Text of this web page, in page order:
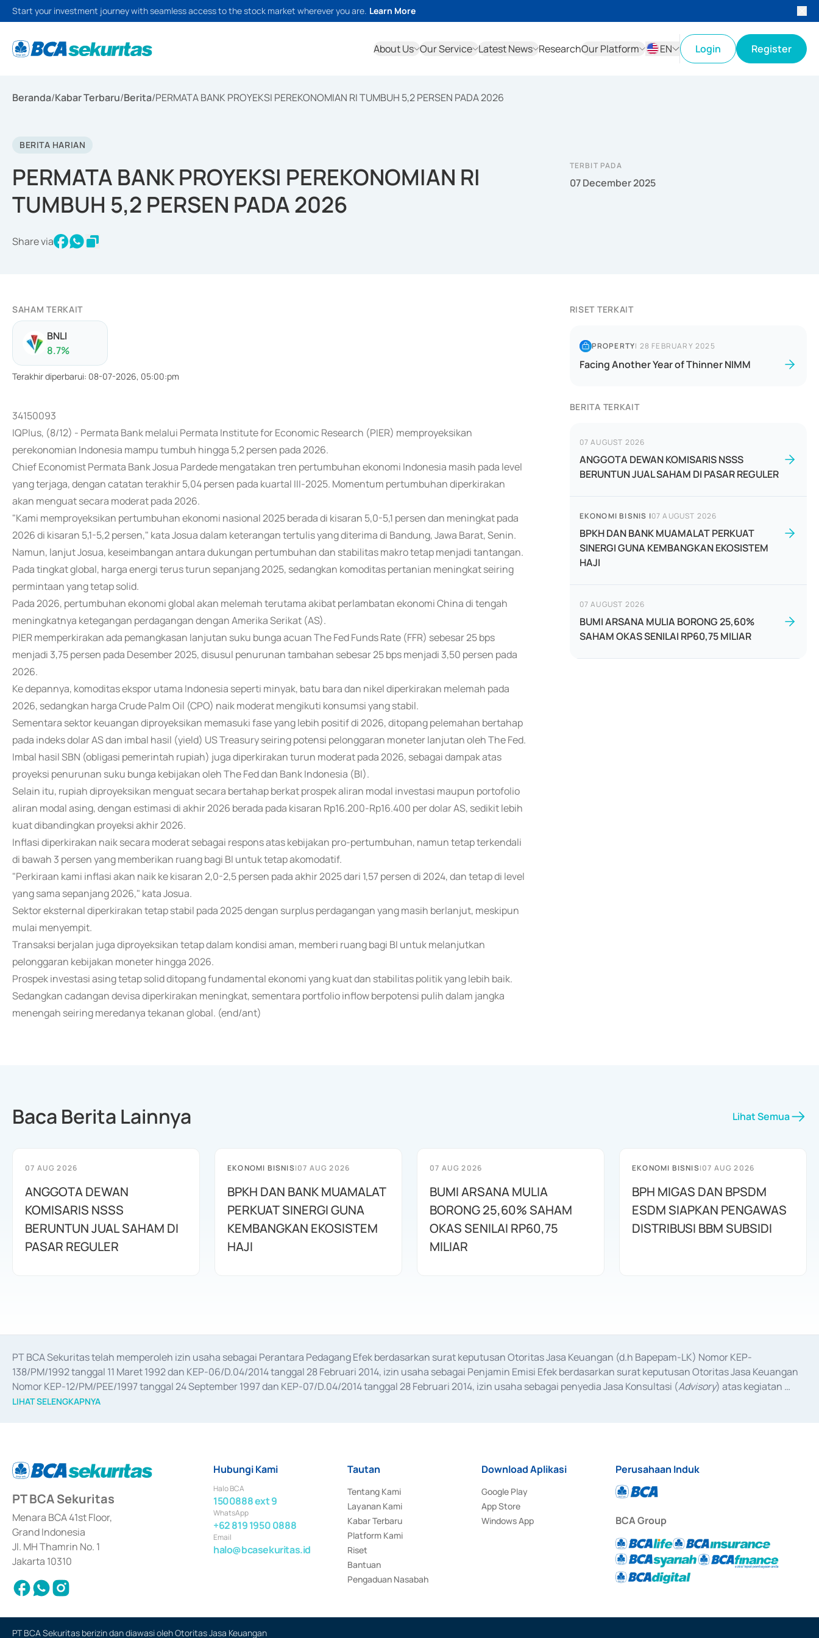
Start your investment journey with seamless access to the stock market wherever you are. Learn More
About Us Our Service Latest News ResearchOur Platform
EN
Login Register
Beranda/Kabar Terbaru/Berita/PERMATA BANK PROYEKSI PEREKONOMIAN RI TUMBUH 5,2 PERSEN PADA 2026
BERITA HARIAN
PERMATA BANK PROYEKSI PEREKONOMIAN RI
TUMBUH 5,2 PERSEN PADA 2026
Share via
TERBIT PADA
07 December 2025
SAHAM TERKAIT
BNLI
8.7%
Terakhir diperbarui: 08-07-2026, 05:00:pm
34150093
IQPlus, (8/12) - Permata Bank melalui Permata Institute for Economic Research (PIER) memproyeksikan
perekonomian Indonesia mampu tumbuh hingga 5,2 persen pada 2026.
Chief Economist Permata Bank Josua Pardede mengatakan tren pertumbuhan ekonomi Indonesia masih pada level
yang terjaga, dengan catatan terakhir 5,04 persen pada kuartal III-2025. Momentum pertumbuhan diperkirakan
akan menguat secara moderat pada 2026.
"Kami memproyeksikan pertumbuhan ekonomi nasional 2025 berada di kisaran 5,0-5,1 persen dan meningkat pada
2026 di kisaran 5,1-5,2 persen," kata Josua dalam keterangan tertulis yang diterima di Bandung, Jawa Barat, Senin.
Namun, lanjut Josua, keseimbangan antara dukungan pertumbuhan dan stabilitas makro tetap menjadi tantangan.
Pada tingkat global, harga energi terus turun sepanjang 2025, sedangkan komoditas pertanian meningkat seiring
permintaan yang tetap solid.
Pada 2026, pertumbuhan ekonomi global akan melemah terutama akibat perlambatan ekonomi China di tengah
meningkatnya ketegangan perdagangan dengan Amerika Serikat (AS).
PIER memperkirakan ada pemangkasan lanjutan suku bunga acuan The Fed Funds Rate (FFR) sebesar 25 bps
menjadi 3,75 persen pada Desember 2025, disusul penurunan tambahan sebesar 25 bps menjadi 3,50 persen pada
2026.
Ke depannya, komoditas ekspor utama Indonesia seperti minyak, batu bara dan nikel diperkirakan melemah pada
2026, sedangkan harga Crude Palm Oil (CPO) naik moderat mengikuti konsumsi yang stabil.
Sementara sektor keuangan diproyeksikan memasuki fase yang lebih positif di 2026, ditopang pelemahan bertahap
pada indeks dolar AS dan imbal hasil (yield) US Treasury seiring potensi pelonggaran moneter lanjutan oleh The Fed.
Imbal hasil SBN (obligasi pemerintah rupiah) juga diperkirakan turun moderat pada 2026, sebagai dampak atas
proyeksi penurunan suku bunga kebijakan oleh The Fed dan Bank Indonesia (BI).
Selain itu, rupiah diproyeksikan menguat secara bertahap berkat prospek aliran modal investasi maupun portofolio
aliran modal asing, dengan estimasi di akhir 2026 berada pada kisaran Rp16.200-Rp16.400 per dolar AS, sedikit lebih
kuat dibandingkan proyeksi akhir 2026.
Inflasi diperkirakan naik secara moderat sebagai respons atas kebijakan pro-pertumbuhan, namun tetap terkendali
di bawah 3 persen yang memberikan ruang bagi BI untuk tetap akomodatif.
"Perkiraan kami inflasi akan naik ke kisaran 2,0-2,5 persen pada akhir 2025 dari 1,57 persen di 2024, dan tetap di level
yang sama sepanjang 2026," kata Josua.
Sektor eksternal diperkirakan tetap stabil pada 2025 dengan surplus perdagangan yang masih berlanjut, meskipun
mulai menyempit.
Transaksi berjalan juga diproyeksikan tetap dalam kondisi aman, memberi ruang bagi BI untuk melanjutkan
pelonggaran kebijakan moneter hingga 2026.
Prospek investasi asing tetap solid ditopang fundamental ekonomi yang kuat dan stabilitas politik yang lebih baik.
Sedangkan cadangan devisa diperkirakan meningkat, sementara portfolio inflow berpotensi pulih dalam jangka
menengah seiring meredanya tekanan global. (end/ant)
RISET TERKAIT
PROPERTY| 28 FEBRUARY 2025
Facing Another Year of Thinner NIMM
BERITA TERKAIT
07 AUGUST 2026
ANGGOTA DEWAN KOMISARIS NSSS
BERUNTUN JUAL SAHAM DI PASAR REGULER
EKONOMI BISNIS |07 AUGUST 2026
BPKH DAN BANK MUAMALAT PERKUAT
SINERGI GUNA KEMBANGKAN EKOSISTEM
HAJI
07 AUGUST 2026
BUMI ARSANA MULIA BORONG 25,60%
SAHAM OKAS SENILAI RP60,75 MILIAR
Baca Berita Lainnya Lihat Semua
07 AUG 2026
ANGGOTA DEWAN
KOMISARIS NSSS
BERUNTUN JUAL SAHAM DI
PASAR REGULER
EKONOMI BISNIS|07 AUG 2026
BPKH DAN BANK MUAMALAT
PERKUAT SINERGI GUNA
KEMBANGKAN EKOSISTEM
HAJI
07 AUG 2026
BUMI ARSANA MULIA
BORONG 25,60% SAHAM
OKAS SENILAI RP60,75
MILIAR
EKONOMI BISNIS|07 AUG 2026
BPH MIGAS DAN BPSDM
ESDM SIAPKAN PENGAWAS
DISTRIBUSI BBM SUBSIDI
PT BCA Sekuritas telah memperoleh izin usaha sebagai Perantara Pedagang Efek berdasarkan surat keputusan Otoritas Jasa Keuangan (d.h Bapepam-LK) Nomor KEP-
138/PM/1992 tanggal 11 Maret 1992 dan KEP-06/D.04/2014 tanggal 28 Februari 2014, izin usaha sebagai Penjamin Emisi Efek berdasarkan surat keputusan Otoritas Jasa Keuangan
Nomor KEP-12/PM/PEE/1997 tanggal 24 September 1997 dan KEP-07/D.04/2014 tanggal 28 Februari 2014, izin usaha sebagai penyedia Jasa Konsultasi (Advisory) atas kegiatan
merger, akuisisi, divestasi, dan
LIHAT SELENGKAPNYA
PT BCA Sekuritas
Menara BCA 41st Floor,
Grand Indonesia
Jl. MH Thamrin No. 1
Jakarta 10310
Hubungi Kami
Halo BCA
1500888 ext 9
WhatsApp
+62 819 1950 0888
Email
halo@bcasekuritas.id
Tautan
Tentang Kami
Layanan Kami
Kabar Terbaru
Platform Kami
Riset
Bantuan
Pengaduan Nasabah
Download Aplikasi
Google Play
App Store
Windows App
Perusahaan Induk
BCA Group
PT BCA Sekuritas berizin dan diawasi oleh Otoritas Jasa Keuangan